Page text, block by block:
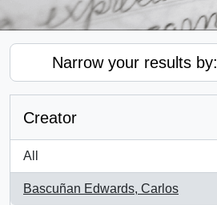
Narrow your results by:
Creator
All
Bascuñan Edwards, Carlos
, 1 results